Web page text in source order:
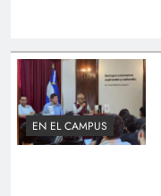
EN EL CAMPUS